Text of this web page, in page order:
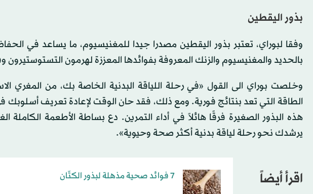
بذور اليقطين
وفقا لبوراي، تعتبر بذور اليقطين مصدرا جيدا للمغنيسيوم، ما يساعد في
بالحديد والمغنيسيوم والزنك المعروفة بفوائدها المعززة لهرمون
وخلصت بوراي الى القول «في رحلة اللياقة البدنية الخاصة بك، من المغري
الطاقة التي تعد بنتائج فورية. ومع ذلك، فقد حان الوقت لإعادة تعريف
هذه البذور الصغيرة فرقًا هائلاً في أداء التمرين. دع بساطة الأطعمة الكاملة
يرشدك نحو رحلة لياقة بدنية أكثر صحة وحيوية».
اقرأ أيضاً 7 فوائد صحية مذهلة لبذور الكتّان